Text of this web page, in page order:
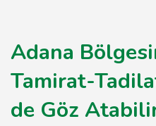
Adana
Tamirat-
de Göz